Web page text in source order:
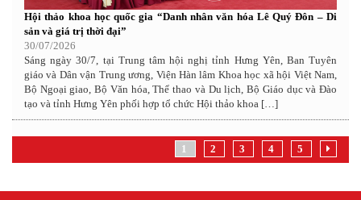
Hội thảo khoa học quốc gia “Danh nhân văn hóa Lê Quý Đôn – Di
sản và giá trị thời đại”
30/07/2026
Sáng ngày 30/7, tại Trung tâm hội nghị tỉnh Hưng Yên, Ban Tuyên
giáo và Dân vận Trung ương, Viện Hàn lâm Khoa học xã hội Việt Nam,
Bộ Ngoại giao, Bộ Văn hóa, Thể thao và Du lịch, Bộ Giáo dục và Đào
tạo và tỉnh Hưng Yên phối hợp tổ chức Hội thảo khoa […]
1 2 3 4 5